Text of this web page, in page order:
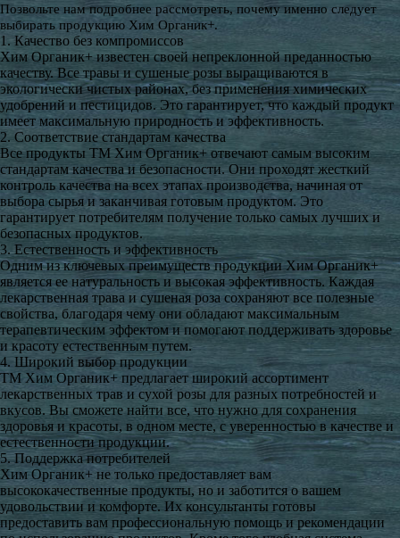
Позвольте нам подробнее рассмотреть, почему именно следует
выбирать продукцию Хим Органик+.
1. Качество без компромиссов
Хим Органик+ известен своей непреклонной преданностью
качеству. Все травы и сушеные розы выращиваются в
экологически чистых районах, без применения химических
удобрений и пестицидов. Это гарантирует, что каждый продукт
имеет максимальную природность и эффективность.
2. Соответствие стандартам качества
Все продукты ТМ Хим Органик+ отвечают самым высоким
стандартам качества и безопасности. Они проходят жесткий
контроль качества на всех этапах производства, начиная от
выбора сырья и заканчивая готовым продуктом. Это
гарантирует потребителям получение только самых лучших и
безопасных продуктов.
3. Естественность и эффективность
Одним из ключевых преимуществ продукции Хим Органик+
является ее натуральность и высокая эффективность. Каждая
лекарственная трава и сушеная роза сохраняют все полезные
свойства, благодаря чему они обладают максимальным
терапевтическим эффектом и помогают поддерживать здоровье
и красоту естественным путем.
4. Широкий выбор продукции
ТМ Хим Органик+ предлагает широкий ассортимент
лекарственных трав и сухой розы для разных потребностей и
вкусов. Вы сможете найти все, что нужно для сохранения
здоровья и красоты, в одном месте, с уверенностью в качестве и
естественности продукции.
5. Поддержка потребителей
Хим Органик+ не только предоставляет вам
высококачественные продукты, но и заботится о вашем
удовольствии и комфорте. Их консультанты готовы
предоставить вам профессиональную помощь и рекомендации